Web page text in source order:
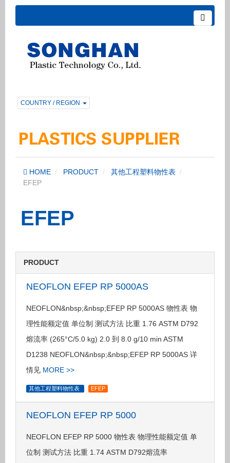
COUNTRY / REGION
HOME PRODUCT
其他工程塑料物性表
EFEP
EFEP
PRODUCT
NEOFLON EFEP RP 5000AS
NEOFLON&nbsp;&nbsp;EFEP RP 5000AS 物性表 物
理性能额定值 单位制 测试方法 比重 1.76 ASTM D792
熔流率 (265°C/5.0 kg) 2.0 到 8.0 g/10 min ASTM
D1238 NEOFLON&nbsp;&nbsp;EFEP RP 5000AS 详
情见 MORE >>
其他工程塑料物性表 EFEP
NEOFLON EFEP RP 5000
NEOFLON EFEP RP 5000 物性表 物理性能额定值 单
位制 测试方法 比重 1.74 ASTM D792熔流率